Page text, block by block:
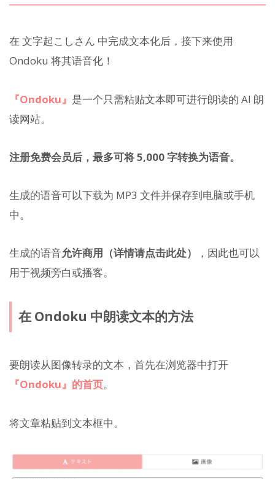
在 文字起こしさん 中完成文本化后，接下来使用
Ondoku 将其语音化！
『Ondoku』 是一个只需粘贴文本即可进行朗读的 AI 朗
读网站。
注册免费会员后，最多可将 5,000 字转换为语音。
生成的语音可以下载为 MP3 文件并保存到电脑或手机
中。
生成的语音允许商用（详情请点击此处）
，因此也可以
用于视频旁白或播客。
在 Ondoku 中朗读文本的方法
要朗读从图像转录的文本，首先在浏览器中打开
『Ondoku』的首页。
将文章粘贴到文本框中。